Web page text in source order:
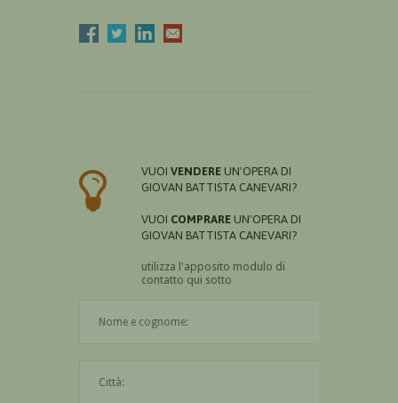
VUOI VENDERE UN'OPERA DI
GIOVAN BATTISTA CANEVARI?
VUOI COMPRARE UN'OPERA DI
GIOVAN BATTISTA CANEVARI?
utilizza l'apposito modulo di
contatto qui sotto